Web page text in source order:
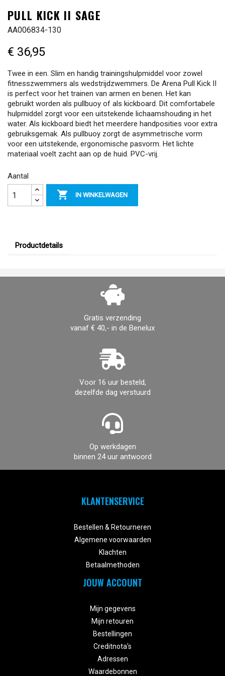
PULL KICK II SAGE
AA006834-130
€ 36,95
Twee in een. Slim en handig trainingshulpmiddel voor zowel
fitnesszwemmers als wedstrijdzwemmers. De Arena Pull Kick II
is perfect voor het trainen van armen en benen. Het kan
gebruikt worden als pullbuoy of als kickboard. Dit comfortabele
hulpmiddel zorgt voor een uitstekende lichaamshouding in het
water. Als kickboard biedt het meerdere handposities voor extra
gebruiksgemak. Als pullbuoy zorgt de asymmetrische vorm
voor een uitstekende, ergonomische pasvorm. Het lichte
materiaal voelt zacht aan op de huid. PVC-vrij.
Aantal
 IN WINKELWAGEN
Productdetails
Gratis verzending
vanaf € 40,- in de Benelux
Voor 16 uur besteld,
dezelfde dag verstuurd
Op werkdagen
binnen 24 uur antwoord
KLANTENSERVICE
Bestellen & Retourneren
Algemene voorwaarden
Klachten
Betaalmethoden
JOUW ACCOUNT
Mijn gegevens
Mijn retouren
Bestellingen
Creditnota's
Adressen
Waardebonnen